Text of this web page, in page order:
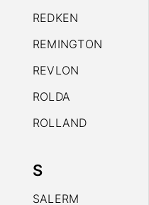
REDKEN
REMINGTON
REVLON
ROLDA
ROLLAND
S
SALERM